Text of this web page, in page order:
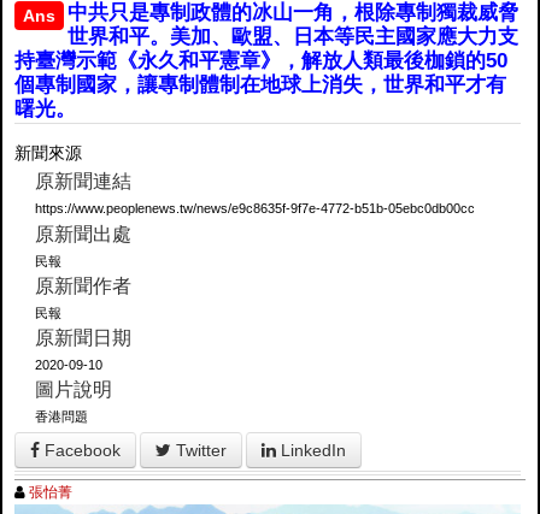
Ans
中共只是專制政體的冰山一角，根除專制獨裁威脅
世界和平。美加、歐盟、日本等民主國家應大力支
持臺灣示範《永久和平憲章》，解放人類最後枷鎖的50
個專制國家，讓專制體制在地球上消失，世界和平才有
曙光。
新聞來源
原新聞連結
https://www.peoplenews.tw/news/e9c8635f-9f7e-4772-b51b-05ebc0db00cc
原新聞出處
民報
原新聞作者
民報
原新聞日期
2020-09-10
圖片說明
香港問題
Facebook Twitter LinkedIn
張怡菁